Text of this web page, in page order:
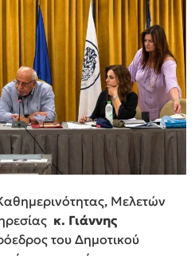
Μελετών
κ. Γιάννης
του Δημοτικού